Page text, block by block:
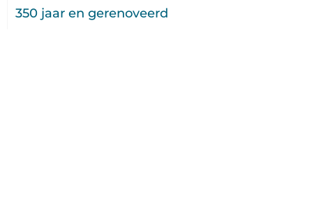
350 jaar en gerenoveerd